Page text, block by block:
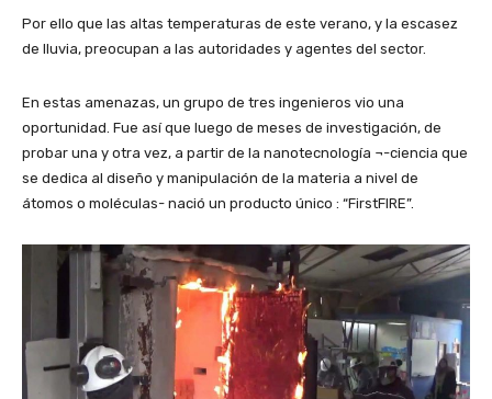
Por ello que las altas temperaturas de este verano, y la escasez
de lluvia, preocupan a las autoridades y agentes del sector.
En estas amenazas, un grupo de tres ingenieros vio una
oportunidad. Fue así que luego de meses de investigación, de
probar una y otra vez, a partir de la nanotecnología ¬-ciencia que
se dedica al diseño y manipulación de la materia a nivel de
átomos o moléculas- nació un producto único : “FirstFIRE”.